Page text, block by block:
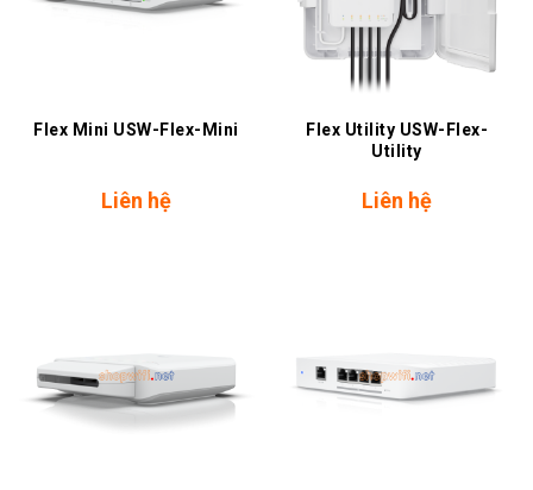
Flex Mini USW-Flex-Mini
Liên hệ
Flex Utility USW-Flex-
Utility
Liên hệ